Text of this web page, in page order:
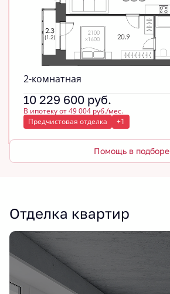
2-комнатная
10 229 600 руб.
В ипотеку от 49 004 руб./мес.
Предчистовая отделка
+1
Помощь в подборе
Отделка квартир